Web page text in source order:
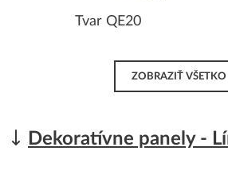
Tvar QE20
ZOBRAZIŤ VŠETKO
Dekoratívne panely -